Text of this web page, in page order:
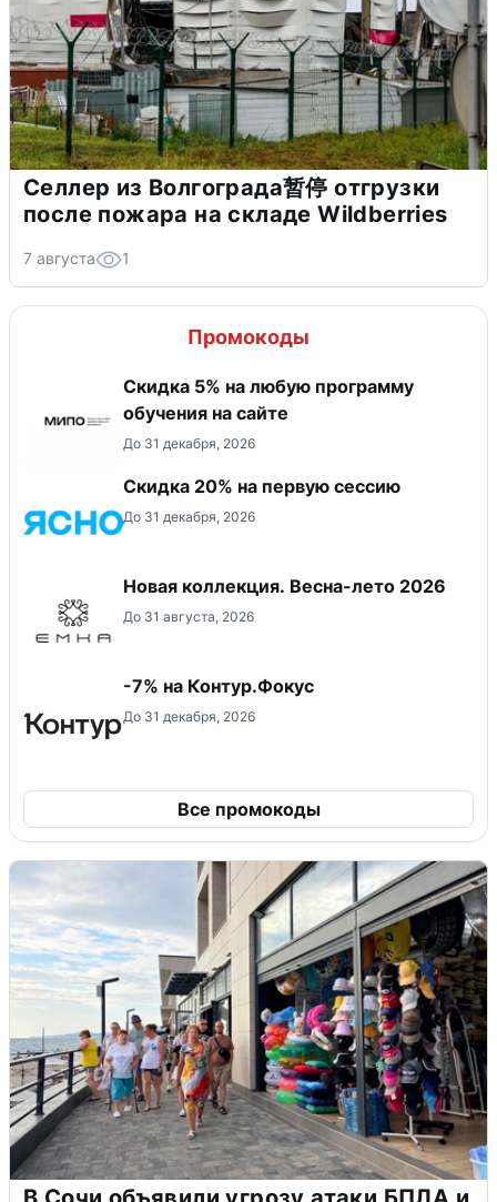
Селлер из Волгограда暂停 отгрузки
после пожара на складе Wildberries
7 августа 1
Промокоды
Скидка 5% на любую программу
обучения на сайте
До 31 декабря, 2026
Скидка 20% на первую сессию
До 31 декабря, 2026
Новая коллекция. Весна-лето 2026
До 31 августа, 2026
-7% на Контур.Фокус
До 31 декабря, 2026
Все промокоды